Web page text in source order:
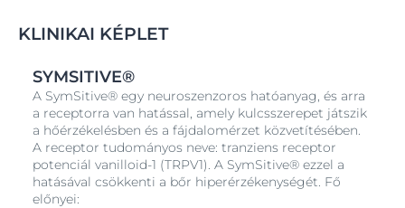
- Azonnal megnyugtatja a bőrt
- Egészségesen sugárzóvá teszi a bőrt
Jó tolerabilitás és kiváló hatékonyság hiperérzékeny és
rosaceára hajlamos bőrön.
0% alkohol és illatanyag
KLINIKAI KÉPLET
SYMSITIVE®
A SymSitive® egy neuroszenzoros hatóanyag, és arra
a receptorra van hatással, amely kulcsszerepet játszik
a hőérzékelésben és a fájdalomérzet közvetítésében.
A receptor tudományos neve: tranziens receptor
potenciál vanilloid-1 (TRPV1). A SymSitive® ezzel a
hatásával csökkenti a bőr hiperérzékenységét. Fő
előnyei: